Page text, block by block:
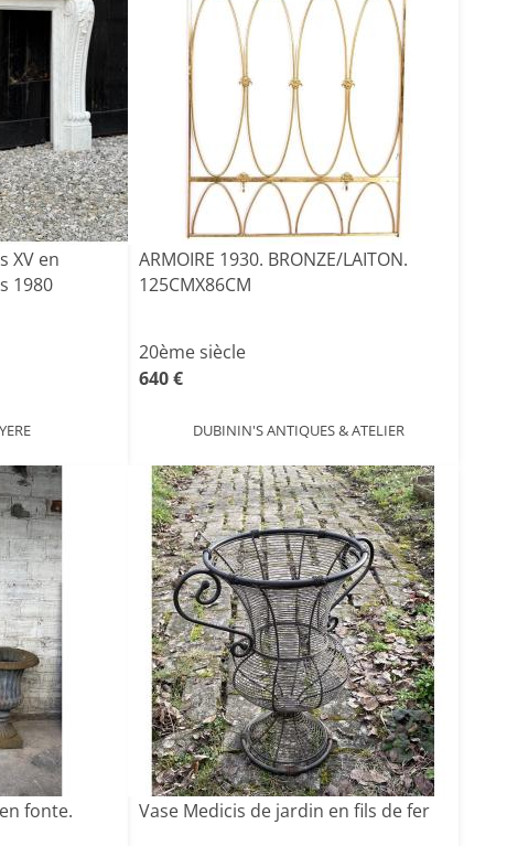
XV en
1980
ARMOIRE 1930. BRONZE/LAITON.
125CMX86CM
20ème siècle
640 €
DUBININ'S ANTIQUES & ATELIER
fonte. Vase Medicis de jardin en fils de fer